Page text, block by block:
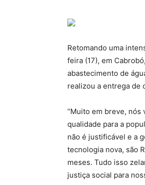
Retomando uma
feira (17), em
abastecimento de
realizou a entrega de
“Muito em breve,
qualidade para a
não é justificável e a
tecnologia nova, são
meses. Tudo isso
justiça social para